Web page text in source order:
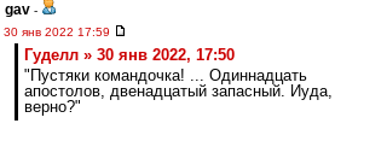
gav -
30 янв 2022 17:59
Гуделл » 30 янв 2022, 17:50
"Пустяки командочка! ... Одиннадцать
апостолов, двенадцатый запасный. Иуда,
верно?"